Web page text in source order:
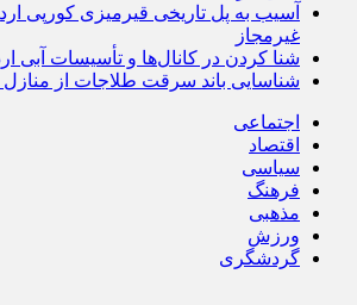
آسیب به پل تاریخی قیرمیزی کورپی
غیرمجاز
شنا کردن در کانال‌ها و تأسیسات آبی
شناسایی باند سرقت طلاجات از منازل
اجتماعی
اقتصاد
سیاسی
فرهنگ
مذهبی
ورزش
گردشگری